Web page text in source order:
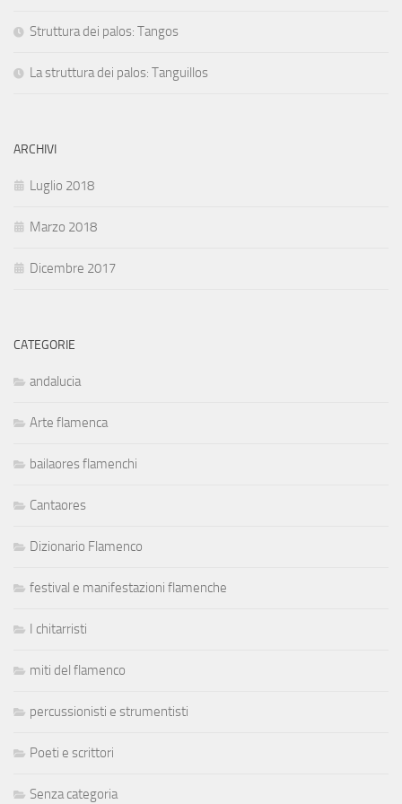
Struttura dei palos: Tangos
La struttura dei palos: Tanguillos
ARCHIVI
Luglio 2018
Marzo 2018
Dicembre 2017
CATEGORIE
andalucia
Arte flamenca
bailaores flamenchi
Cantaores
Dizionario Flamenco
festival e manifestazioni flamenche
I chitarristi
miti del flamenco
percussionisti e strumentisti
Poeti e scrittori
Senza categoria